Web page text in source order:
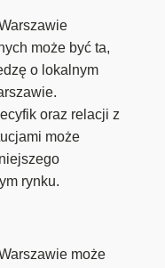
może być ta,
o lokalnym
oraz relacji z
może
rynku.
może